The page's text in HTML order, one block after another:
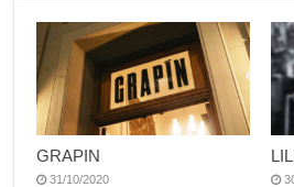
GRAPIN
31/10/2020